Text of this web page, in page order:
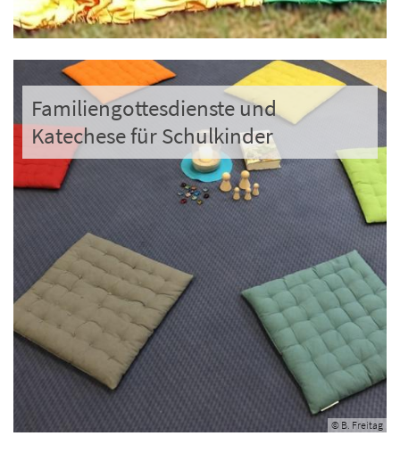
© B. Freitag
Familiengottesdienste und
Katechese für Schulkinder